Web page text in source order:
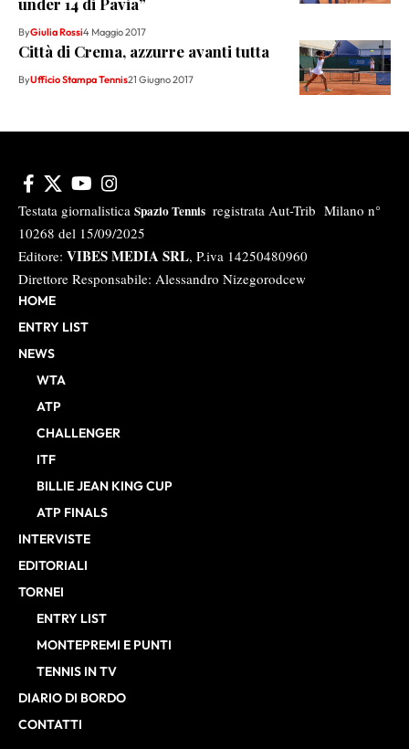
ByGiulia Rossi4 Maggio 2017
Città di Crema, azzurre avanti tutta
ByUfficio Stampa Tennis21 Giugno 2017
Testata giornalistica Spazio Tennis registrata Aut-Trib Milano n°
10268 del 15/09/2025
Editore: VIBES MEDIA SRL, P.iva 14250480960
Direttore Responsabile: Alessandro Nizegorodcew
HOME
ENTRY LIST
NEWS
WTA
ATP
CHALLENGER
ITF
BILLIE JEAN KING CUP
ATP FINALS
INTERVISTE
EDITORIALI
TORNEI
ENTRY LIST
MONTEPREMI E PUNTI
TENNIS IN TV
DIARIO DI BORDO
CONTATTI